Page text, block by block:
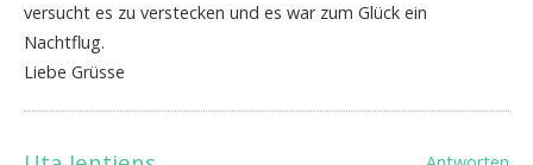
versucht es zu verstecken und es war zum Glück ein
Nachtflug.
Liebe Grüsse